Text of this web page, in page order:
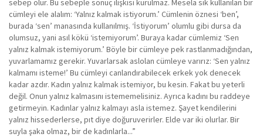
sebep olur. Bu sebeple sonuç ilişkisi kurulmaz. Mesela sık kullanılan bir
cümleyi ele alalım: ‘Yalnız kalmak istiyorum.’ Cümlenin öznesi ‘ben’,
burada ‘sen’ manasında kullanılmış. ‘İstiyorum’ olumlu gibi dursa da
olumsuz, yani asıl kökü ‘istemiyorum’. Buraya kadar cümlemiz ‘Sen
yalnız kalmak istemiyorum.’ Böyle bir cümleye pek rastlanmadığından,
yuvarlamamız gerekir. Yuvarlarsak aslolan cümleye varırız: ‘Sen yalnız
kalmamı isteme!’ Bu cümleyi canlandırabilecek erkek yok denecek
kadar azdır. Kadın yalnız kalmak istemiyor, bu kesin. Fakat bu yeterli
değil. Onun yalnız kalmasını istememelisiniz. Ayrıca kadını bu raddeye
getirmeyin. Kadınlar yalnız kalmayı asla istemez. Şayet kendilerini
yalnız hissederlerse, pıt diye doğuruverirler. Elde var iki olurlar. Bir
suyla şaka olmaz, bir de kadınlarla...”